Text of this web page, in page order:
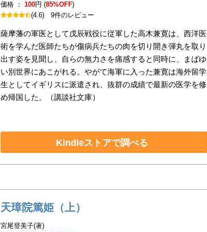
価格 ：100円 (85%OFF)
(4.6)9件のレビュー
薩摩藩の軍医として戊辰戦役に従軍した高木兼寛は、西洋医
術を学んだ医師たちが傷病兵たちの肉を切り開き弾丸を取り
出す姿を見聞し、自らの無力さを痛感すると同時に、まばゆ
い別世界にあこがれる。やがて海軍に入った兼寛は海外留学
生としてイギリスに派遣され、抜群の成績で最新の医学を修
め帰国した。（講談社文庫）
Kindleストアで調べる
天璋院篤姫（上）
宮尾登美子(著)